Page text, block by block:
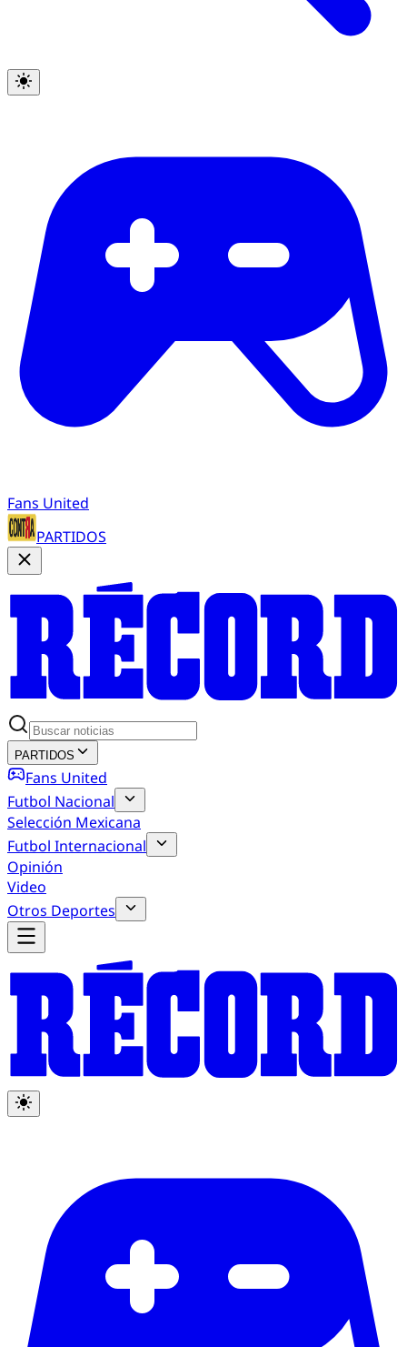
Fans United
PARTIDOS
PARTIDOS
Fans United
Futbol Nacional
Selección Mexicana
Futbol Internacional
Opinión
Video
Otros Deportes